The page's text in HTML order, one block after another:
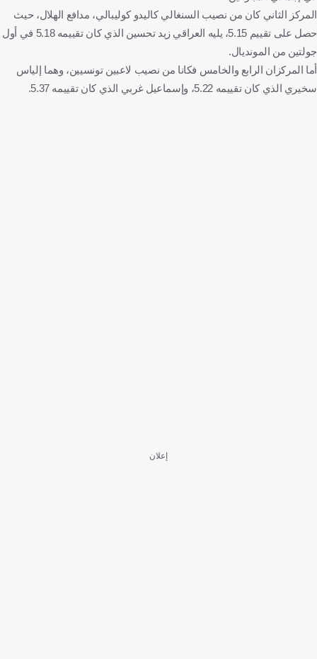
المركز الثاني كان من نصيب السنغالي كاليدو كوليبالي، مدافع الهلال، حيث
حصل على تقييم 5.15، يليه العراقي زيد تحسين الذي كان تقييمه 5.18 في أول
جولتين من المونديال.
أما المركزان الرابع والخامس فكانا من نصيب لاعبين تونسيين، وهما إلياس
سخيري الذي كان تقييمه 5.22، وإسماعيل غربي الذي كان تقييمه 5.37.
إعلان